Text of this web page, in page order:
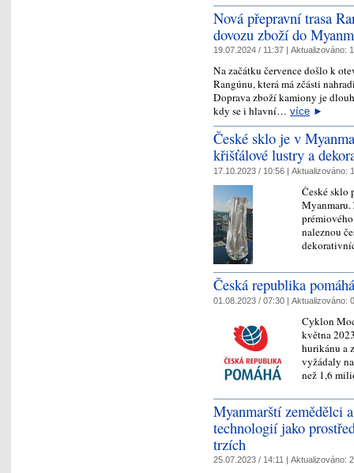
Nová přepravní trasa
dovozu zboží do
19.07.2024 / 11:37 | Aktualizováno:
Na začátku července došlo k
Rangúnu, která má zčásti
Doprava zboží kamiony je
kdy se i hlavní… více ►
České sklo je v
křišťálové lustry a
17.10.2023 / 10:56 | Aktualizováno:
České sklo
Myanmaru.
naleznou
Česká republika
01.08.2023 / 07:30 | Aktualizováno:
Cyklon
května
hurikánu a
vyžádaly
než 1,6
Myanmarští zemědělci
technologií jako
trzích
25.07.2023 / 14:11 | Aktualizováno: